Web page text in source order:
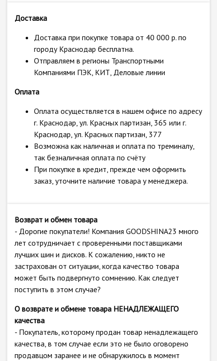
Доставка
Доставка при покупке товара от 40 000 р. по
городу Краснодар бесплатна.
Отправляем в регионы Транспортными
Компаниями ПЭК, КИТ, Деловые линии
Оплата
Оплата осуществляется в нашем офисе по адресу
г. Краснодар, ул. Красных партизан, 365 или г.
Краснодар, ул. Красных партизан, 377
Возможна как наличная и оплата по треминалу,
так безналичная оплата по счёту
При покупке в кредит, прежде чем оформить
заказ, уточните наличие товара у менеджера.
Возврат и обмен товара
- Дорогие покупатели! Компания GOODSHINA23 много
лет сотрудничает с проверенными поставщиками
лучших шин и дисков. К сожалению, никто не
застрахован от ситуации, когда качество товара
может быть подвергнуто сомнению. Как следует
поступить в этом случае?
О возврате и обмене товара НЕНАДЛЕЖАЩЕГО
качества
- Покупатель, которому продан товар ненадлежащего
качества, в том случае если это не было оговорено
продавцом заранее и не обнаружилось в момент